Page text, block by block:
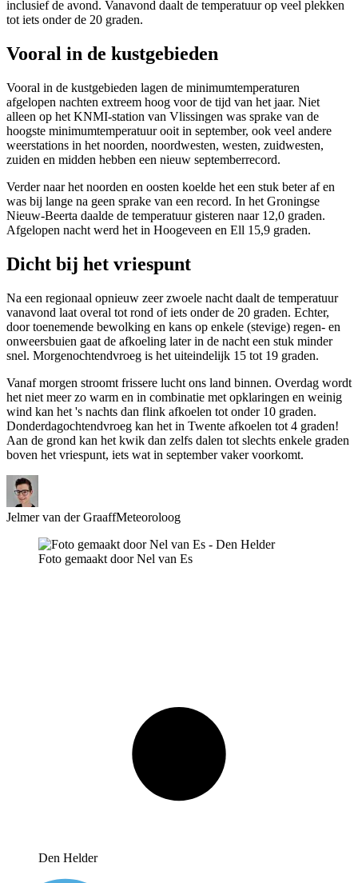
inclusief de avond. Vanavond daalt de temperatuur op veel plekken
tot iets onder de 20 graden.
Vooral in de kustgebieden
Vooral in de kustgebieden lagen de minimumtemperaturen
afgelopen nachten extreem hoog voor de tijd van het jaar. Niet
alleen op het KNMI-station van Vlissingen was sprake van de
hoogste minimumtemperatuur ooit in september, ook veel andere
weerstations in het noorden, noordwesten, westen, zuidwesten,
zuiden en midden hebben een nieuw septemberrecord.
Verder naar het noorden en oosten koelde het een stuk beter af en
was bij lange na geen sprake van een record. In het Groningse
Nieuw-Beerta daalde de temperatuur gisteren naar 12,0 graden.
Afgelopen nacht werd het in Hoogeveen en Ell 15,9 graden.
Dicht bij het vriespunt
Na een regionaal opnieuw zeer zwoele nacht daalt de temperatuur
vanavond laat overal tot rond of iets onder de 20 graden. Echter,
door toenemende bewolking en kans op enkele (stevige) regen- en
onweersbuien gaat de afkoeling later in de nacht een stuk minder
snel. Morgenochtendvroeg is het uiteindelijk 15 tot 19 graden.
Vanaf morgen stroomt frissere lucht ons land binnen. Overdag wordt
het niet meer zo warm en in combinatie met opklaringen en weinig
wind kan het 's nachts dan flink afkoelen tot onder 10 graden.
Donderdagochtendvroeg kan het in Twente afkoelen tot 4 graden!
Aan de grond kan het kwik dan zelfs dalen tot slechts enkele graden
boven het vriespunt, iets wat in september vaker voorkomt.
Jelmer van der GraaffMeteoroloog
Foto gemaakt door Nel van Es
Den Helder